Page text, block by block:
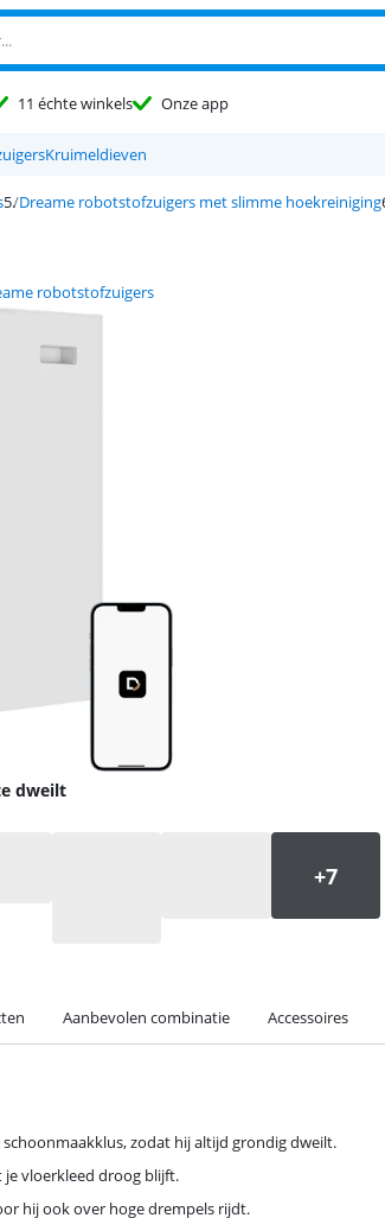
11 échte winkels Onze app
Kruimeldieven
Dreame robotstofzuigers met slimme hoekreiniging
robotstofzuigers
dweilt
Aanbevolen combinatie Accessoires
zodat hij altijd grondig dweilt.
vloerkleed droog blijft.
hij ook over hoge drempels rijdt.